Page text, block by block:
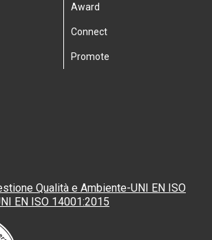
Award
Connect
Promote
Qualità e Ambiente-UNI EN ISO
EN ISO 14001:2015